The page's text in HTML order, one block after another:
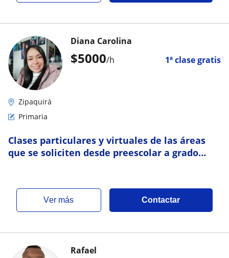
$5000/h 1ª clase gratis
Diana Carolina
Zipaquirá
Primaria
Clases particulares y virtuales de las áreas
que se soliciten desde preescolar a grado
ver más Contactar
Rafael